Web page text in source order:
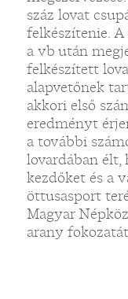
száz lovat
felkészítenie.
a vb után
felkészített
alapvetőnek
akkori első
eredményt
a további
lovardában élt,
kezdőket és a
öttusasport
Magyar
arany